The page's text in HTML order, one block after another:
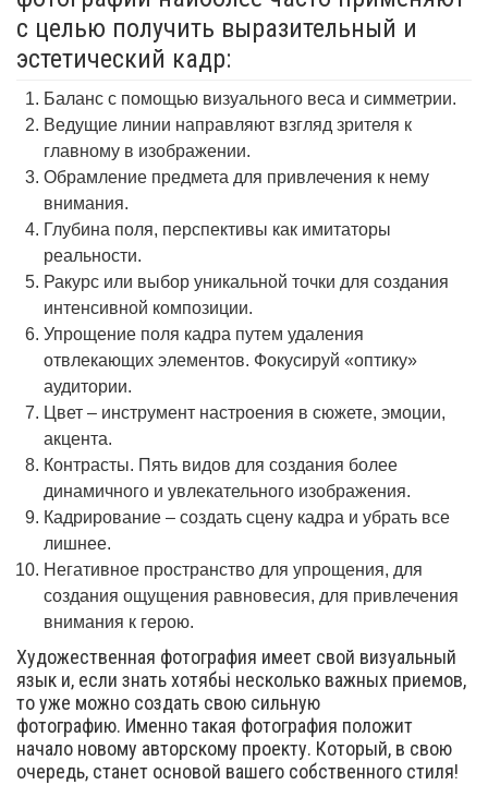
с целью получить выразительный и
эстетический кадр:
Баланс с помощью визуального веса и симметрии.
Ведущие линии направляют взгляд зрителя к
главному в изображении.
Обрамление предмета для привлечения к нему
внимания.
Глубина поля, перспективы как имитаторы
реальности.
Ракурс или выбор уникальной точки для создания
интенсивной композиции.
Упрощение поля кадра путем удаления
отвлекающих элементов. Фокусируй «оптику»
аудитории.
Цвет – инструмент настроения в сюжете, эмоции,
акцента.
Контрасты. Пять видов для создания более
динамичного и увлекательного изображения.
Кадрирование – создать сцену кадра и убрать все
лишнее.
Негативное пространство для упрощения, для
создания ощущения равновесия, для привлечения
внимания к герою.
Художественная фотография имеет свой визуальный
язык и, если знать хотябьі несколько важных приемов,
то уже можно создать свою сильную
фотографию. Именно такая фотография положит
начало новому авторскому проекту. Который, в свою
очередь, станет основой вашего собственного стиля!